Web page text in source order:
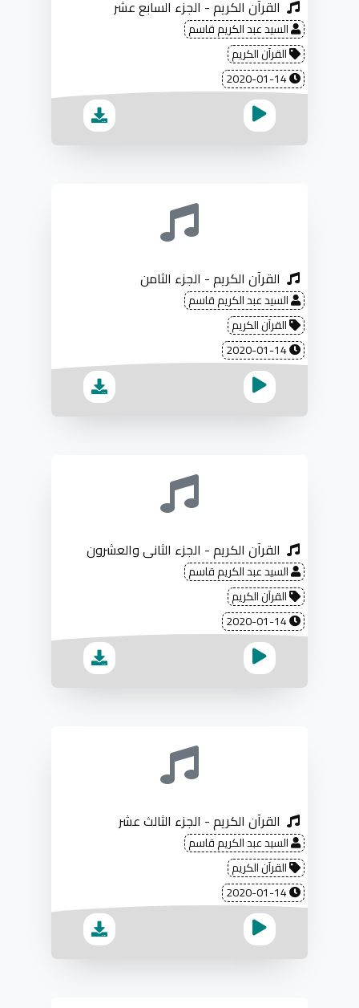
القرآن الكريم - الجزء السابع عشر
السيد عبد الكريم قاسم
القرآن الكريم
القرآن الكريم - الجزء الثامن
السيد عبد الكريم قاسم
القرآن الكريم
القرآن الكريم - الجزء الثاني والعشرون
السيد عبد الكريم قاسم
القرآن الكريم
القرآن الكريم - الجزء الثالث عشر
السيد عبد الكريم قاسم
القرآن الكريم